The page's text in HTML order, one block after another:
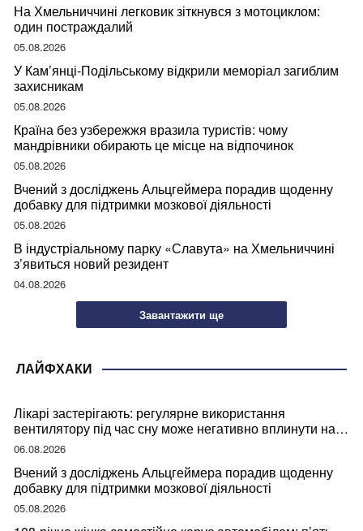
На Хмельниччині легковик зіткнувся з мотоциклом:
один постраждалий
05.08.2026
У Кам’янці-Подільському відкрили меморіал загиблим
захисникам
05.08.2026
Країна без узбережжя вразила туристів: чому
мандрівники обирають це місце на відпочинок
05.08.2026
Вчений з досліджень Альцгеймера порадив щоденну
добавку для підтримки мозкової діяльності
05.08.2026
В індустріальному парку «Славута» на Хмельниччині
з’явиться новий резидент
04.08.2026
Завантажити ще
ЛАЙФХАКИ
Лікарі застерігають: регулярне використання
вентилятору під час сну може негативно вплинути на
ваше здоров’я
06.08.2026
Вчений з досліджень Альцгеймера порадив щоденну
добавку для підтримки мозкової діяльності
05.08.2026